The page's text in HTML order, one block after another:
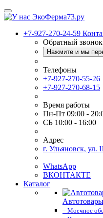
+7-927-270-24-59
Обратный звонок
Нажмите и мы
Телефоны
+7-927-270-55-26
+7-927-270-68-15
Время работы
Пн-Пт 09:00 -
СБ 10:00 - 16:00
Адрес
г. Ульяновск,
WhatsApp
ВКОНТАКТЕ
Каталог
Автотовары
– Моечное